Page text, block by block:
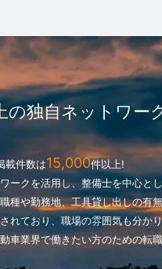
の独自ネットワー
載件数は15,000件以上!
ークを活用し、整備士を中心と
種や勤務地、工具貸し出しの有
れており、職場の雰囲気も分か
車業界で働きたい方のための転